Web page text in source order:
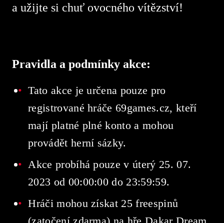
a užijte si chuť ovocného vítězství!
Pravidla a podmínky akce:
Tato akce je určena pouze pro
registrované hráče 69games.cz, kteří
mají platné plné konto a mohou
provádět herní sázky.
Akce probíhá pouze v úterý 25. 07.
2023 od 00:00:00 do 23:59:59.
Hráči mohou získat 25 freespinů